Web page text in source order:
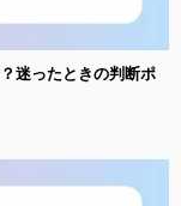
迷ったときの判断ポ